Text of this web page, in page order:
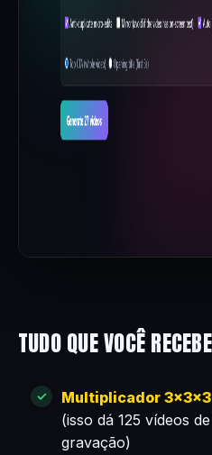
TUDO QUE VOCÊ RECEBE
Multiplicador 3×3×3
(isso dá 125 vídeos
gravação)